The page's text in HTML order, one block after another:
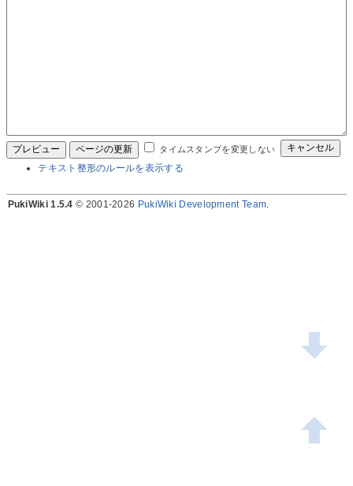
タイムスタンプを変更しない
テキスト整形のルールを表示する
PukiWiki 1.5.4 © 2001-2026 PukiWiki Development Team.